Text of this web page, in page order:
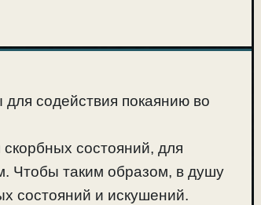
содействия покаянию во
состояний, для
Чтобы таким образом, в душу
состояний и искушений.